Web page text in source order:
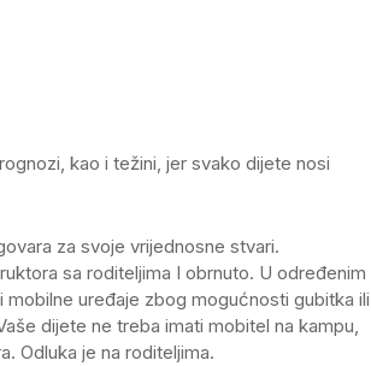
kao i težini, jer svako dijete nosi
za svoje vrijednosne stvari.
sa roditeljima I obrnuto. U određenim
uređaje zbog mogućnosti gubitka ili
dijete ne treba imati mobitel na kampu,
Odluka je na roditeljima.